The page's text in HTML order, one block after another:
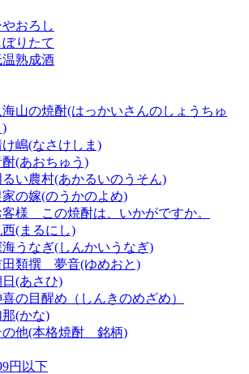
おろし
ぼりたて
温熟成酒
海山の焼酎(はっかいさんのしょうちゅ
)
け嶋(なさけしま)
酎(あおちゅう)
るい農村(あかるいのうそん)
家の嫁(のうかのよめ)
客様 この焼酎は、いかがですか。
西(まるにし)
海うなぎ(しんかいうなぎ)
田類撰 夢音(ゆめおと)
日(あさひ)
の目醒め（しんきのめざめ）
那(かな)
の他(本格焼酎 銘柄)
円以下